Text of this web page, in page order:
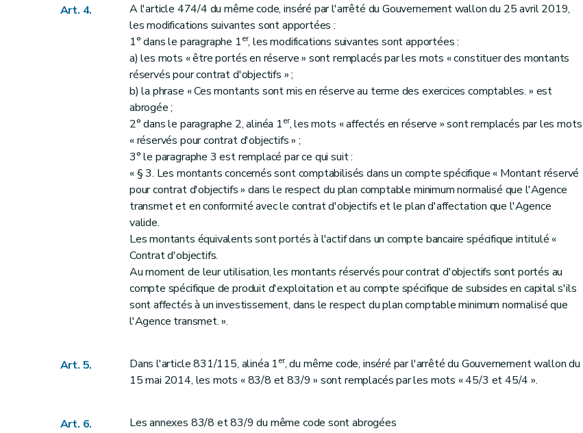
Art. 4.
A l'article 474/4 du même code, inséré par l'arrêté du Gouvernement wallon du 25 avril 2019,
les modifications suivantes sont apportées :
1° dans le paragraphe 1er, les modifications suivantes sont apportées :
a) les mots « être portés en réserve » sont remplacés par les mots « constituer des montants
réservés pour contrat d'objectifs » ;
b) la phrase « Ces montants sont mis en réserve au terme des exercices comptables. » est
abrogée ;
2° dans le paragraphe 2, alinéa 1er, les mots « affectés en réserve » sont remplacés par les mots
« réservés pour contrat d'objectifs » ;
3° le paragraphe 3 est remplacé par ce qui suit :
« § 3. Les montants concernés sont comptabilisés dans un compte spécifique « Montant réservé
pour contrat d'objectifs » dans le respect du plan comptable minimum normalisé que l'Agence
transmet et en conformité avec le contrat d'objectifs et le plan d'affectation que l'Agence
valide.
Les montants équivalents sont portés à l'actif dans un compte bancaire spécifique intitulé «
Contrat d'objectifs.
Au moment de leur utilisation, les montants réservés pour contrat d'objectifs sont portés au
compte spécifique de produit d'exploitation et au compte spécifique de subsides en capital s'ils
sont affectés à un investissement, dans le respect du plan comptable minimum normalisé que
l'Agence transmet. ».
Art. 5. Dans l'article 831/115, alinéa 1er, du même code, inséré par l'arrêté du Gouvernement wallon du
15 mai 2014, les mots « 83/8 et 83/9 » sont remplacés par les mots « 45/3 et 45/4 ».
Art. 6. Les annexes 83/8 et 83/9 du même code sont abrogées